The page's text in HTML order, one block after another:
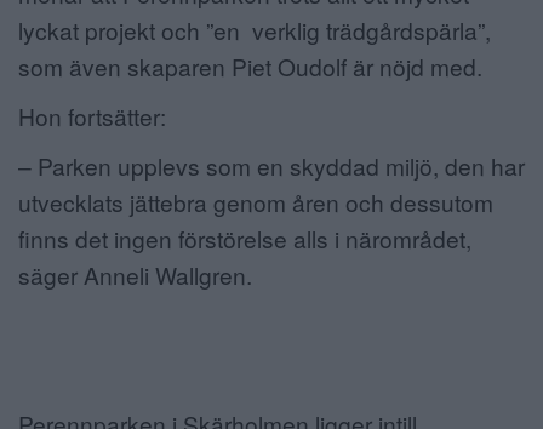
lyckat projekt och ”en verklig trädgårdspärla”,
som även skaparen Piet Oudolf är nöjd med.
Hon fortsätter:
– Parken upplevs som en skyddad miljö, den har
utvecklats jättebra genom åren och dessutom
finns det ingen förstörelse alls i närområdet,
säger Anneli Wallgren.